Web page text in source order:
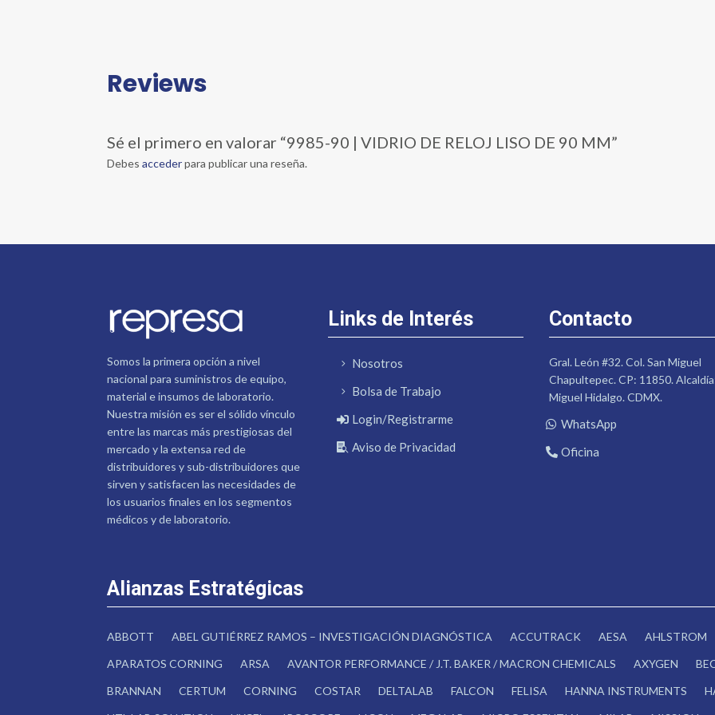
Reviews
Sé el primero en valorar “9985-90 | VIDRIO DE RELOJ LISO DE 90 MM”
Debesaccederpara publicar una reseña.
Somos la primera opción a nivel
nacional para suministros de equipo,
material e insumos de laboratorio.
Nuestra misión es ser el sólido vínculo
entre las marcas más prestigiosas del
mercado y la extensa red de
distribuidores y sub-distribuidores que
sirven y satisfacen las necesidades de
los usuarios finales en los segmentos
médicos y de laboratorio.
Links de Interés
Nosotros
Bolsa de Trabajo
Login/Registrarme
Aviso de Privacidad
Contacto
Gral. León #32. Col. San Miguel
Chapultepec. CP: 11850.
Miguel Hidalgo. CDMX.
WhatsApp
Oficina
Alianzas Estratégicas
ABBOTT ABEL GUTIÉRREZ RAMOS – INVESTIGACIÓN DIAGNÓSTICA ACCUTRACK AESA AHLSTROM
APARATOS CORNING
ARSA AVANTOR PERFORMANCE / J.T. BAKER / MACRON CHEMICALS AXYGEN
BRANNAN
CERTUM CORNING COSTAR DELTALAB FALCON FELISA HANNA INSTRUMENTS